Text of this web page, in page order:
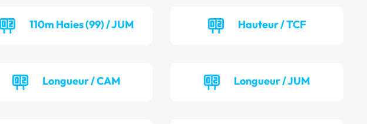
110m Haies (99) / JUM Hauteur / TCF
Longueur / CAM Longueur / JUM